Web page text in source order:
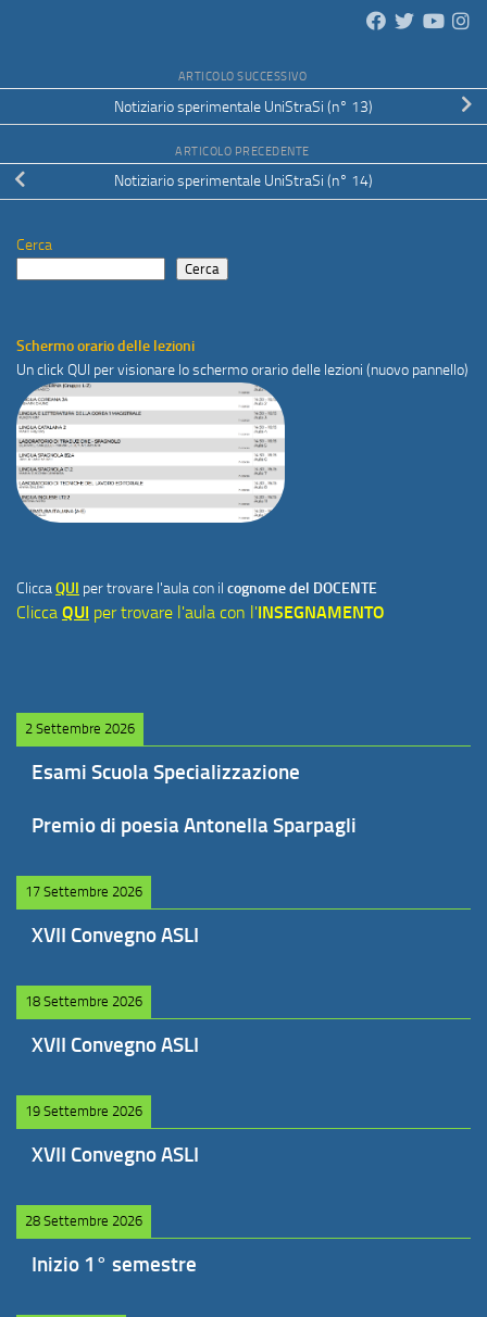
ARTICOLO SUCCESSIVO
Notiziario sperimentale UniStraSi (n° 13)
ARTICOLO PRECEDENTE
Notiziario sperimentale UniStraSi (n° 14)
Cerca
Cerca
Schermo orario delle lezioni
Un click QUI per visionare lo schermo orario delle lezioni (nuovo pannello)
CliccaQUI per trovare l'aula con il cognome del DOCENTE
Clicca QUI per trovare l'aula con l'INSEGNAMENTO
2 Settembre 2026
Esami Scuola Specializzazione
Premio di poesia Antonella Sparpagli
17 Settembre 2026
XVII Convegno ASLI
18 Settembre 2026
XVII Convegno ASLI
19 Settembre 2026
XVII Convegno ASLI
28 Settembre 2026
Inizio 1° semestre